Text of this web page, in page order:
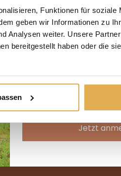
Funktionen für soziale
geben wir Informationen zu
Analysen weiter. Unsere
bereitgestellt haben oder die
Türen
Ihre
Innovation aus
Verantwortung
möglich ist –
macht. Jede
echten
Sicherheit,
längere
Sicherheit für
Anrede
E-Mail
Jetzt